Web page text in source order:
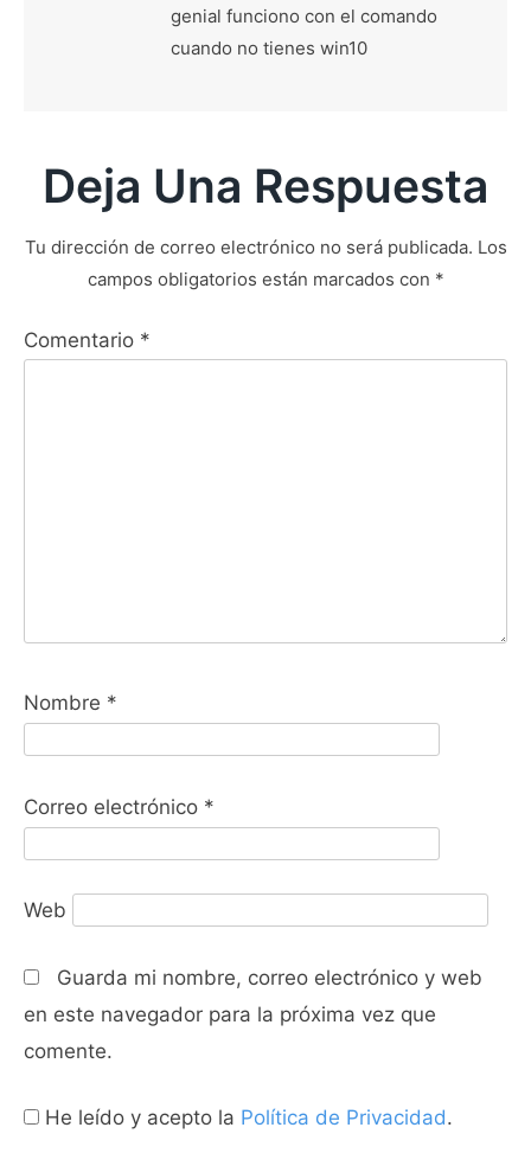
genial funciono con el comando
cuando no tienes win10
Deja Una Respuesta
Tu dirección de correo electrónico no será publicada. Los
campos obligatorios están marcados con *
Comentario *
Nombre *
Correo electrónico *
Web
Guarda mi nombre, correo electrónico y web
en este navegador para la próxima vez que
comente.
He leído y acepto la Política de Privacidad.